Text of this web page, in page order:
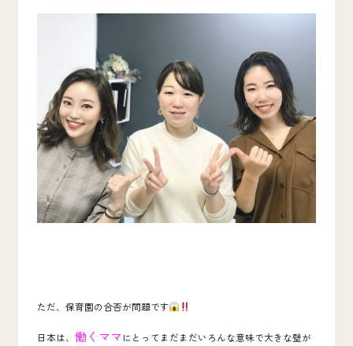
ただ、保育園の合否が問題です
日本は、 働くママ にとってまだまだいろんな意味で大きな壁が